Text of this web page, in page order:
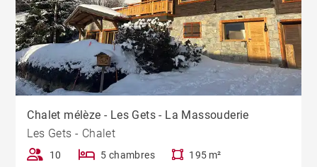
Chalet mélèze - Les Gets - La Massouderie
Les Gets - Chalet
10 5 chambres 195 m²